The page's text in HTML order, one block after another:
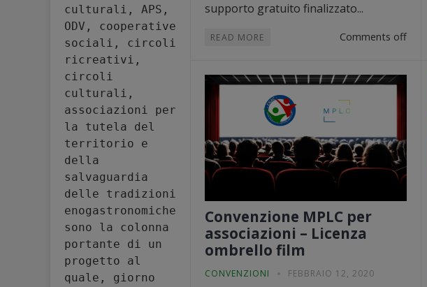
culturali, APS,
ODV, cooperative
sociali, circoli
ricreativi,
circoli
culturali,
associazioni per
la tutela del
territorio e
della
salvaguardia
delle tradizioni
enogastronomiche
sono la colonna
portante di un
progetto al
quale, giorno
supporto gratuito finalizzato...
READ MORE Comments off
Convenzione MPLC per
associazioni – Licenza
ombrello film
CONVENZIONI FEBBRAIO 12, 2020